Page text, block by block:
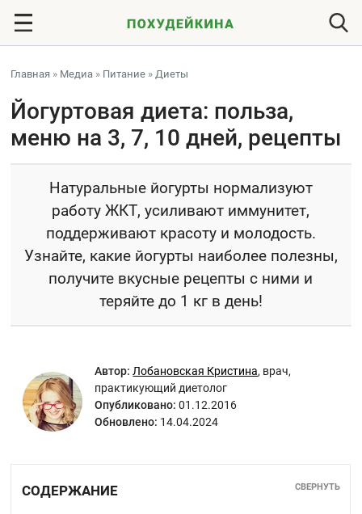
Главная » Медиа » Питание »Диеты
Йогуртовая диета: польза,
меню на 3, 7, 10 дней, рецепты
Натуральные йогурты нормализуют
работу ЖКТ, усиливают иммунитет,
поддерживают красоту и молодость.
Узнайте, какие йогурты наиболее полезны,
получите вкусные рецепты с ними и
теряйте до 1 кг в день!
Автор: Лобановская Кристина, врач,
практикующий диетолог
Опубликовано: 01.12.2016
Обновлено: 14.04.2024
СОДЕРЖАНИЕ СВЕРНУТЬ